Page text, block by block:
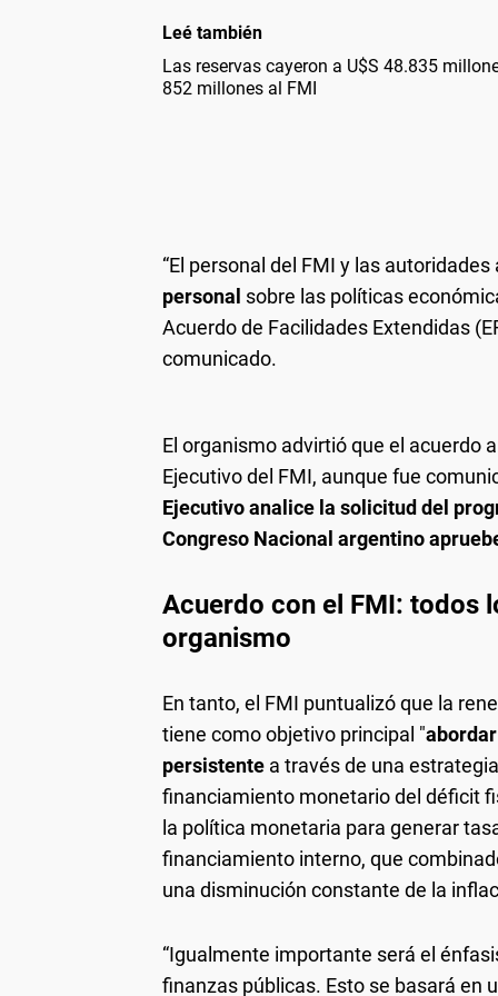
Leé también
Las reservas cayeron a U$S 48.835
852 millones al FMI
“El personal del FMI y las
personal sobre las políticas
Acuerdo de Facilidades Extendidas
comunicado.
El organismo advirtió que el acuerdo
Ejecutivo del FMI, aunque fue
Ejecutivo analice la solicitud del
Congreso Nacional argentino
Acuerdo con el FMI: todos
organismo
En tanto, el FMI puntualizó que la
tiene como objetivo principal "
persistente a través de una
financiamiento monetario del déficit
la política monetaria para generar
financiamiento interno, que
una disminución constante de la
“Igualmente importante será el
finanzas públicas. Esto se basará en